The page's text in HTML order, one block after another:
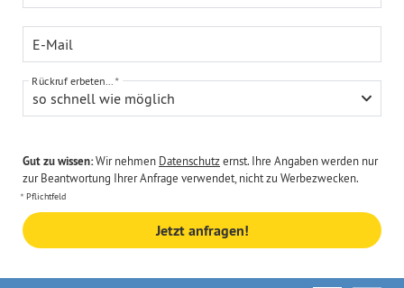
E-Mail
so schnell wie möglich
Rückruf erbeten...
Gut zu wissen:Wir nehmen Datenschutzernst. Ihre Angaben werden nur
zur Beantwortung Ihrer Anfrage verwendet, nicht zu Werbezwecken.
Pflichtfeld
Jetzt anfragen!